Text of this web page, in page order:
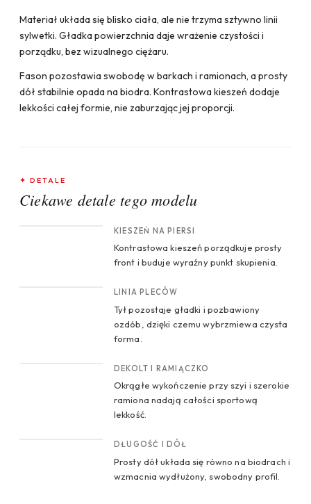
Materiał układa się blisko ciała, ale nie trzyma sztywno linii
sylwetki. Gładka powierzchnia daje wrażenie czystości i
porządku, bez wizualnego ciężaru.
Fason pozostawia swobodę w barkach i ramionach, a prosty
dół stabilnie opada na biodra. Kontrastowa kieszeń dodaje
lekkości całej formie, nie zaburzając jej proporcji.
✦ DETALE
Ciekawe detale tego modelu
KIESZEŃ NA PIERSI
Kontrastowa kieszeń porządkuje prosty
front i buduje wyraźny punkt skupienia.
LINIA PLECÓW
Tył pozostaje gładki i pozbawiony
ozdób, dzięki czemu wybrzmiewa czysta
forma.
DEKOLT I RAMIĄCZKO
Okrągłe wykończenie przy szyi i szerokie
ramiona nadają całości sportową
lekkość.
DŁUGOŚĆ I DÓŁ
Prosty dół układa się równo na biodrach i
wzmacnia wydłużony, swobodny profil.